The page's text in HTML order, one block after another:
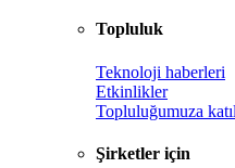
Topluluk
Teknoloji haberleri
Etkinlikler
Topluluğumuza
Şirketler için